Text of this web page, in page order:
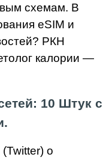
схемам. В
eSIM и
РКН
калории —
10 Штук с
о